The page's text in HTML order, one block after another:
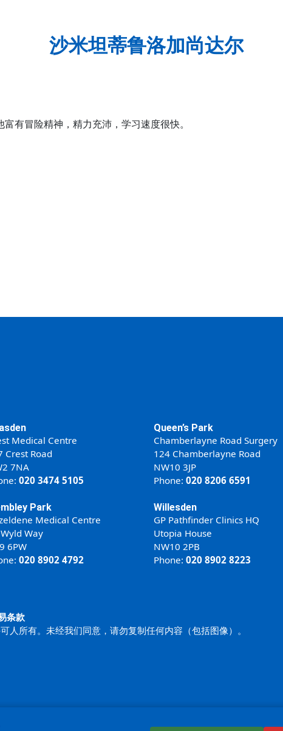
沙米坦蒂鲁洛加尚达尔
有冒险精神，精力充沛，学习速度很快。
Medical Centre
Crest Road
7NA
020 3474 5105
Queen’s Park
Chamberlayne Road Surgery
124 Chamberlayne Road
NW10 3JP
Phone: 020 8206 6591
Park
Medical Centre
Way
6PW
020 8902 4792
Willesden
GP Pathfinder Clinics HQ
Utopia House
NW10 2PB
Phone: 020 8902 8223
条款
所有。未经我们同意，请勿复制任何内容（包括图像）。